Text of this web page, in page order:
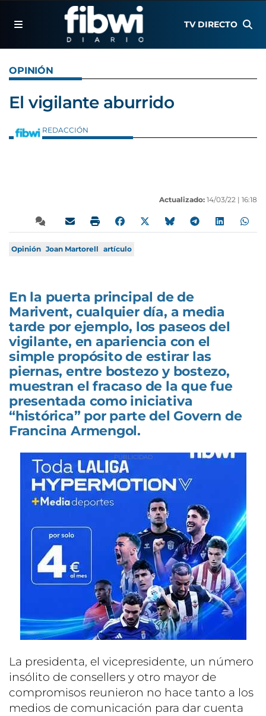
TV DIRECTO
OPINIÓN
El vigilante aburrido
REDACCIÓN
Actualizado: 14/03/22 | 16:18
Opinión Joan Martorell artículo
En la puerta principal de de
Marivent, cualquier día, a media
tarde por ejemplo, los paseos del
vigilante, en apariencia con el
simple propósito de estirar las
piernas, entre bostezo y bostezo,
muestran el fracaso de la que fue
presentada como iniciativa
“histórica” por parte del Govern de
Francina Armengol.
La presidenta, el vicepresidente, un número
insólito de consellers y otro mayor de
compromisos reunieron no hace tanto a los
medios de comunicación para dar cuenta